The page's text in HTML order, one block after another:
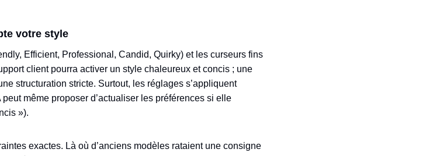
votre style
Efficient, Professional, Candid, Quirky) et les curseurs fins
client pourra activer un style chaleureux et concis ; une
structuration stricte. Surtout, les réglages s’appliquent
même proposer d’actualiser les préférences si elle
»).
exactes. Là où d’anciens modèles rataient une consigne